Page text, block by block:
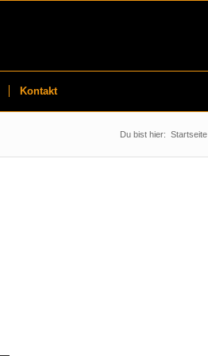
Kontakt
Du bist hier: Startseite